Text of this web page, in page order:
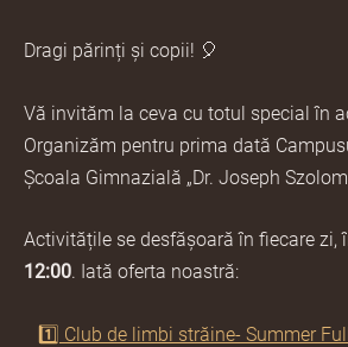
Dragi părinți și copii! 🎈
Vă invităm la ceva cu totul special în
Organizăm pentru prima dată
Școala Gimnazială „Dr. Joseph
Activitățile se desfășoară în fiecare zi,
12:00. Iată oferta noastră:
1️⃣ Club de limbi străine- Summer